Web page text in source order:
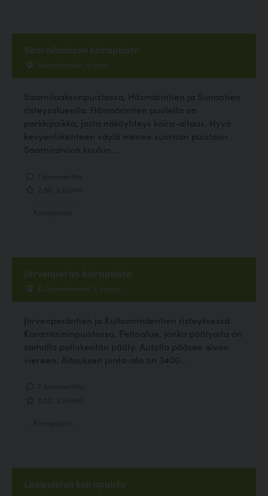
Saarnilaakson koirapuisto
Saarnilaakso, Espoo
Saarnilaaksonpuistossa, Hösmärintien ja Sunantien
risteysalueella. Hösmärintien puolella on
parkkipaikka, josta näköyhteys koira-aitaus. Hyvä
kevyenliikenteen väylä menee suoraan puistoon
Saarniraivion koulun...
Järvenperän koirapuisto
Kulloonmäentie 2, Espoo
Järvenperäntien ja Kulloonmäentien risteyksessä
Karamtzininpuistossa. Peltoalue, jonka päätyaita on
samalla pallokentän pääty. Autolla pääsee aivan
viereen. Aitauksen pinta-ala on 3400...
Lasipuiston koirapuisto